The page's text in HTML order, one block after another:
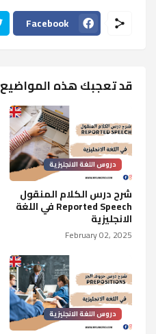
Facebook
قد تعجبك هذه المواضيع
دروس اللغة الانجليزية
شرح درس الكلام المنقول
Reported Speech في اللغة
الانجليزية
February 02, 2025
دروس اللغة الانجليزية